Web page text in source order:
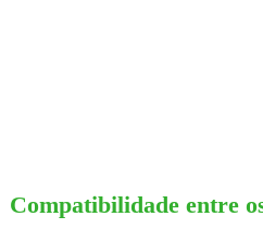
Compatibilidade entre